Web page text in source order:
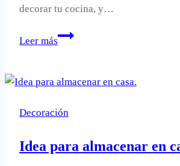
decorar tu cocina, y…
Leer más
Decorar
Decoración
Idea para almacenar en